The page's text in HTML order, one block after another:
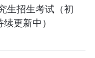
生招生考试（初
更新中）